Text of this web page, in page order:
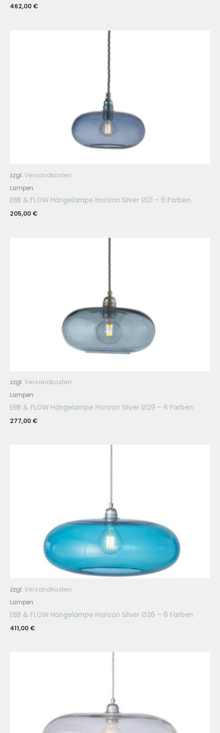
462,00 €
zzgl. Versandkosten
Lampen
EBB & FLOW Hängelampe Horizon Silver Ø21 – 6 Farben
205,00 €
zzgl. Versandkosten
Lampen
EBB & FLOW Hängelampe Horizon Silver Ø29 – 6 Farben
277,00 €
zzgl. Versandkosten
Lampen
EBB & FLOW Hängelampe Horizon Silver Ø36 – 6 Farben
411,00 €